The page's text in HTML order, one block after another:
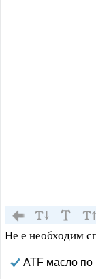
Не е необходим
ATF масло по